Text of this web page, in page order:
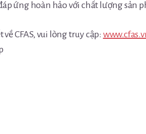
ứng hoàn hảo với chất lượng sản
CFAS, vui lòng truy cập: